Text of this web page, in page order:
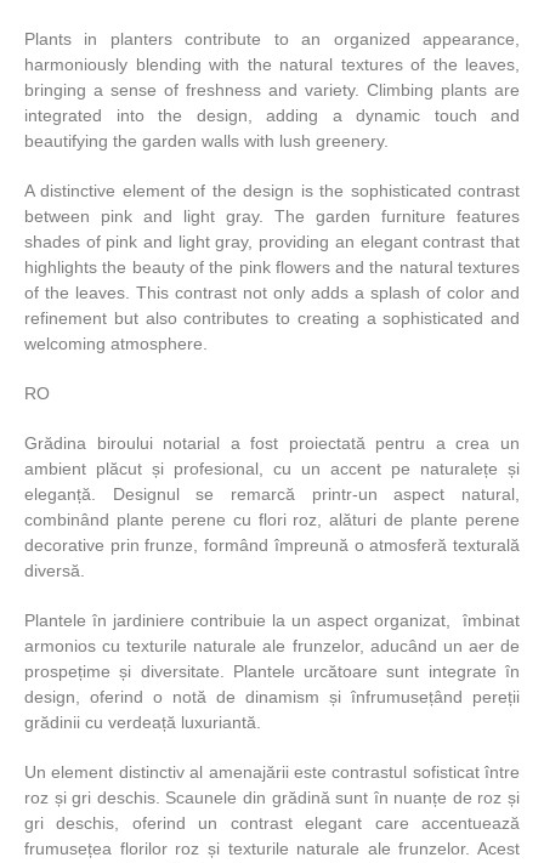
Plants in planters contribute to an organized appearance,
harmoniously blending with the natural textures of the leaves,
bringing a sense of freshness and variety. Climbing plants are
integrated into the design, adding a dynamic touch and
beautifying the garden walls with lush greenery.
A distinctive element of the design is the sophisticated contrast
between pink and light gray. The garden furniture features
shades of pink and light gray, providing an elegant contrast that
highlights the beauty of the pink flowers and the natural textures
of the leaves. This contrast not only adds a splash of color and
refinement but also contributes to creating a sophisticated and
welcoming atmosphere.
RO
Grădina biroului notarial a fost proiectată pentru a crea un
ambient plăcut și profesional, cu un accent pe naturalețe și
eleganță. Designul se remarcă printr-un aspect natural,
combinând plante perene cu flori roz, alături de plante perene
decorative prin frunze, formând împreună o atmosferă texturală
diversă.
Plantele în jardiniere contribuie la un aspect organizat, îmbinat
armonios cu texturile naturale ale frunzelor, aducând un aer de
prospețime și diversitate. Plantele urcătoare sunt integrate în
design, oferind o notă de dinamism și înfrumusețând pereții
grădinii cu verdeață luxuriantă.
Un element distinctiv al amenajării este contrastul sofisticat între
roz și gri deschis. Scaunele din grădină sunt în nuanțe de roz și
gri deschis, oferind un contrast elegant care accentuează
frumusețea florilor roz și texturile naturale ale frunzelor. Acest